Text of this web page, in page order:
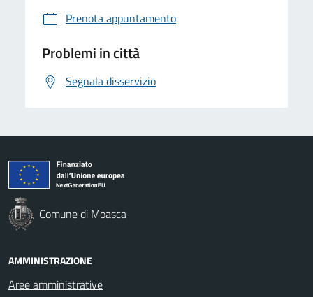
Prenota appuntamento
Problemi in città
Segnala disservizio
Comune di Moasca
AMMINISTRAZIONE
Aree amministrative